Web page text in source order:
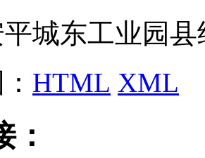
城东工业园县
HTML XML
：